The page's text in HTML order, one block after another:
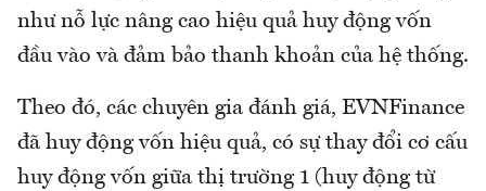
như nỗ lực nâng cao hiệu quả huy động vốn
đầu vào và đảm bảo thanh khoản của hệ thống.
Theo đó, các chuyên gia đánh giá, EVNFinance
đã huy động vốn hiệu quả, có sự thay đổi cơ cấu
huy động vốn giữa thị trường 1 (huy động từ